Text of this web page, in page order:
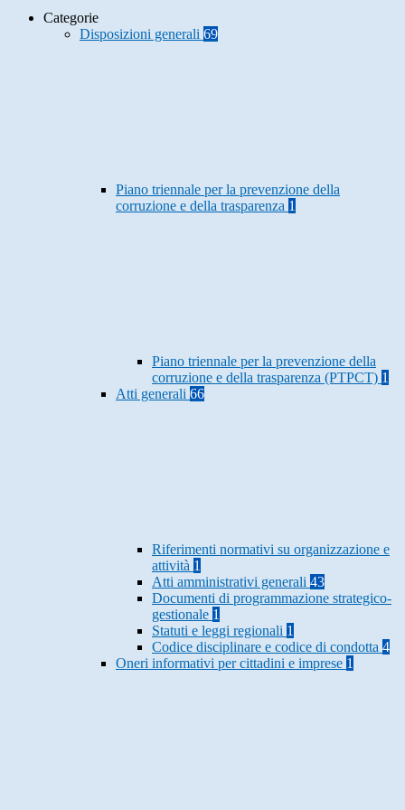
Categorie
Disposizioni generali 69
Piano triennale per la prevenzione della
corruzione e della trasparenza 1
Piano triennale per la prevenzione della
corruzione e della trasparenza (PTPCT) 1
Atti generali 66
Riferimenti normativi su organizzazione e
attività 1
Atti amministrativi generali 43
Documenti di programmazione strategico-
gestionale 1
Statuti e leggi regionali 1
Codice disciplinare e codice di condotta 4
Oneri informativi per cittadini e imprese 1